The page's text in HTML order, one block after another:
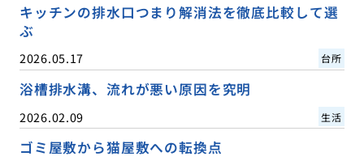
キッチンの排水口つまり解消法を徹底比較して選
ぶ
2026.05.17 台所
浴槽排水溝、流れが悪い原因を究明
2026.02.09 生活
ゴミ屋敷から猫屋敷への転換点